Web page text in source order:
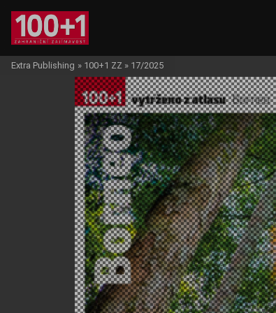
Extra Publishing » 100+1 ZZ » 17/2025